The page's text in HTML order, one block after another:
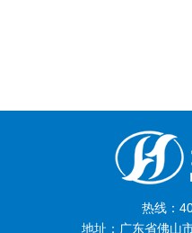
热线：
地址：广东省佛山